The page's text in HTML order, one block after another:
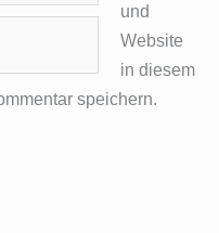
und
Website
in diesem
speichern.